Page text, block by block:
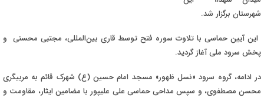
شهرستان برگزار شد.
این آیین حماسی با تلاوت سوره فتح توسط قاری بین‌المللی، مجتبی محسنی و
پخش سرود ملی آغاز گردید.
در ادامه، گروه سرود «نسل ظهور» مسجد امام حسین (ع) شهرک قائم به مربیگری
محسن مصطفوی، و سپس مداحی حماسی علی علیپور با مضامین ایثار، مقاومت و